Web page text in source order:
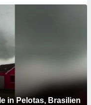
in Pelotas, Brasilien